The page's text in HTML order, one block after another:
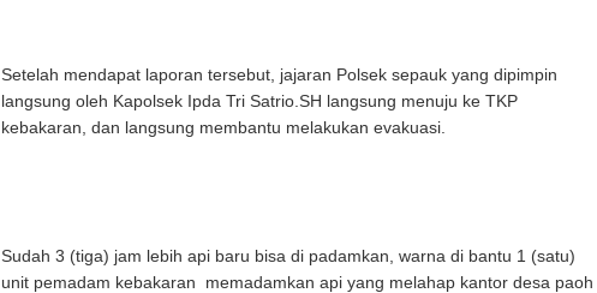
Setelah mendapat laporan tersebut, jajaran Polsek sepauk yang dipimpin
langsung oleh Kapolsek Ipda Tri Satrio.SH langsung menuju ke TKP
kebakaran, dan langsung membantu melakukan evakuasi.
Sudah 3 (tiga) jam lebih api baru bisa di padamkan, warna di bantu 1 (satu)
unit pemadam kebakaran memadamkan api yang melahap kantor desa paoh